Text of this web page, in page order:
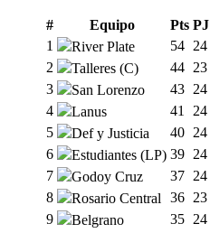
# Equipo Pts PJ
1
River Plate 54 24
2
Talleres (C) 44 23
3
San Lorenzo 43 24
4
Lanus 41 24
5
Def y Justicia 40 24
6
Estudiantes (LP) 39 24
7
Godoy Cruz 37 24
8
Rosario Central 36 23
9
Belgrano 35 24